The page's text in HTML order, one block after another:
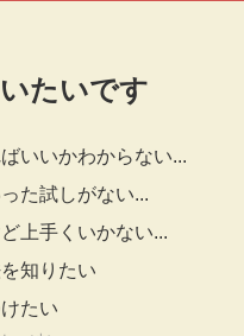
たいです
いいかわからない...
た試しがない...
上手くいかない...
知りたい
たい